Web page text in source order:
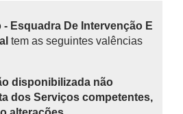
- Esquadra De Intervenção E
tem as seguintes valências
disponibilizada não
dos Serviços competentes,